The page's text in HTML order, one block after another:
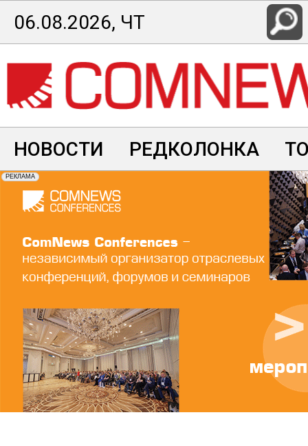
Перейти
к
основному
содержанию
06.08.2026, ЧТ
НОВОСТИ РЕДКОЛОНКА